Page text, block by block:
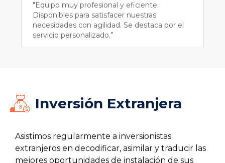
"Equipo muy profesional y eficiente.
Disponibles para satisfacer nuestras
necesidades con agilidad. Se destaca por el
servicio personalizado.”
Inversión Extranjera
Asistimos regularmente a inversionistas
extranjeros en decodificar, asimilar y traducir las
mejores oportunidades de instalación de sus